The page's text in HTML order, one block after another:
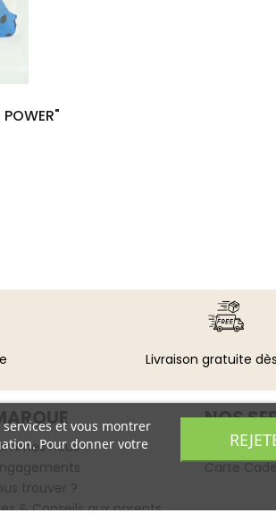
Livraison gratuite
nous ?
trouver ?
& Conseils aux parents
NOS
Carte
et vous montrer
Pour donner votre